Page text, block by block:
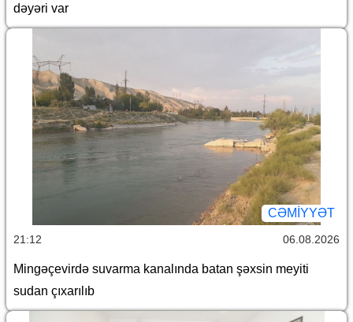
dəyəri var
CƏMİYYƏT
21:12 06.08.2026
Mingəçevirdə suvarma kanalında batan şəxsin meyiti
sudan çıxarılıb